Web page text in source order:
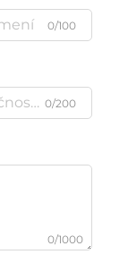
0/100
0/200
0/1000